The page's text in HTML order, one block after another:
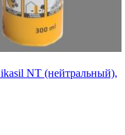
NT (нейтральный),